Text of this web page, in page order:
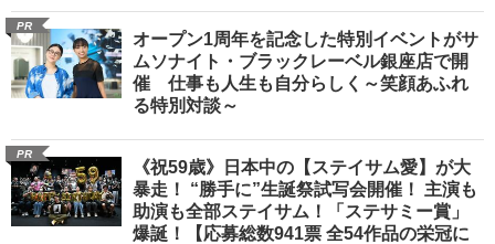
PR
オープン1周年を記念した特別イベントがサ
ムソナイト・ブラックレーベル銀座店で開
催 仕事も人生も自分らしく～笑顔あふれ
る特別対談～
PR
《祝59歳》日本中の【ステイサム愛】が大
暴走！ “勝手に”生誕祭試写会開催！ 主演も
助演も全部ステイサム！「ステサミー賞」
爆誕！【応募総数941票 全54作品の栄冠に